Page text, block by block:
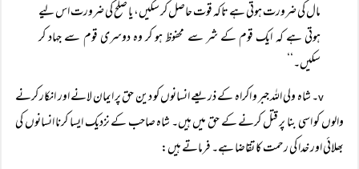
مال کی ضرورت ہوتی ہے تاکہ قوت حاصل کر سکیں، یا صلح کی ضرورت اس لیے
ہوتی ہے کہ ایک قوم کے شر سے محفوظ ہو کر وہ دوسری قوم سے جہاد کر
سکیں۔‘‘
v۔ شاہ ولی اللہ جبر و اکراہ کے ذریعے انسانوں کو دین حق پر ایمان لانے اور انکار کرنے
والوں کو اسی بنا پر قتل کرنے کے حق میں ہیں۔ شاہ صاحب کے نزدیک ایسا کرنا انسانوں کی
بھلائی اور خدا کی رحمت کا تقاضا ہے۔ فرماتے ہیں: